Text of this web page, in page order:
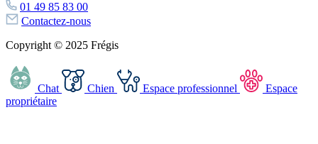
01 49 85 83 00
Contactez-nous
Copyright © 2025 Frégis
Chat Chien Espace professionnel
Espace
propriétaire